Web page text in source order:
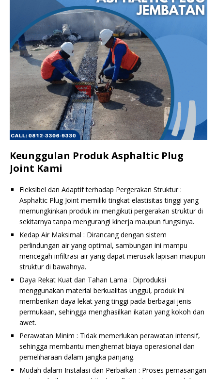
Keunggulan Produk Asphaltic Plug
Joint Kami
Fleksibel dan Adaptif terhadap Pergerakan Struktur :
Asphaltic Plug Joint memiliki tingkat elastisitas tinggi yang
memungkinkan produk ini mengikuti pergerakan struktur di
sekitarnya tanpa mengurangi kinerja maupun fungsinya.
Kedap Air Maksimal : Dirancang dengan sistem
perlindungan air yang optimal, sambungan ini mampu
mencegah infiltrasi air yang dapat merusak lapisan maupun
struktur di bawahnya.
Daya Rekat Kuat dan Tahan Lama : Diproduksi
menggunakan material berkualitas unggul, produk ini
memberikan daya lekat yang tinggi pada berbagai jenis
permukaan, sehingga menghasilkan ikatan yang kokoh dan
awet.
Perawatan Minim : Tidak memerlukan perawatan intensif,
sehingga membantu menghemat biaya operasional dan
pemeliharaan dalam jangka panjang.
Mudah dalam Instalasi dan Perbaikan : Proses pemasangan